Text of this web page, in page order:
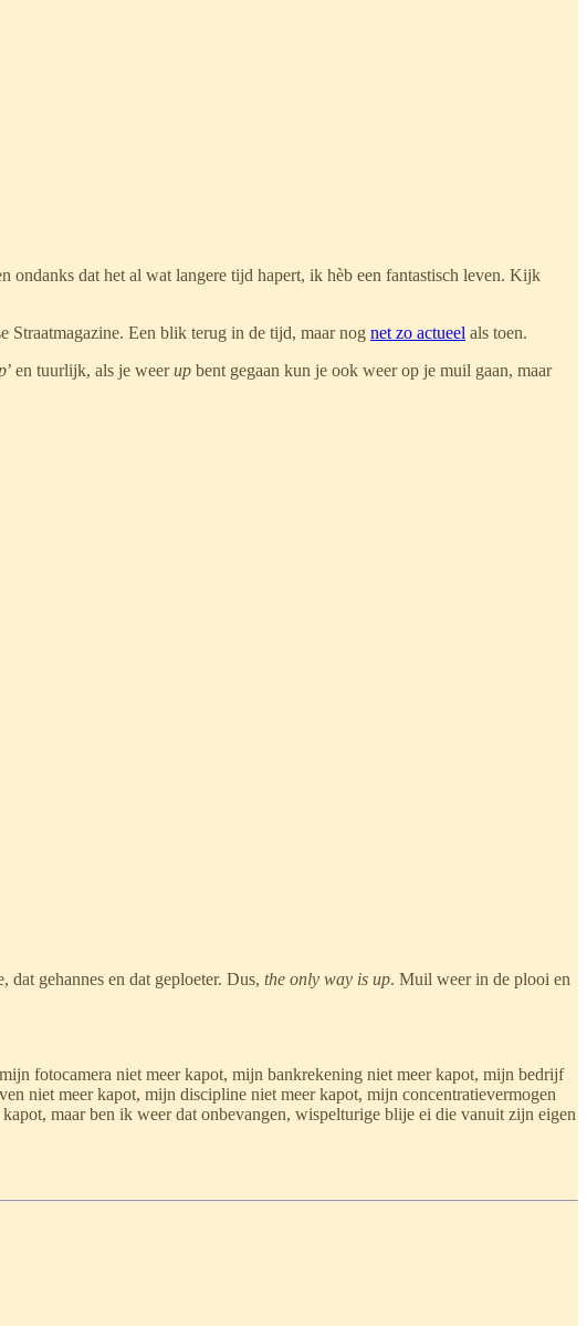
ondanks dat het al wat langere tijd hapert, ik hèb een fantastisch leven. Kijk
Straatmagazine. Een blik terug in de tijd, maar nog net zo actueel als toen.
’ en tuurlijk, als je weerup bent gegaan kun je ook weer op je muil gaan, maar
gehannes en dat geploeter. Dus, the only way is up. Muil weer in de plooi en
fotocamera niet meer kapot, mijn bankrekening niet meer kapot, mijn bedrijf
niet meer kapot, mijn discipline niet meer kapot, mijn concentratievermogen
maar ben ik weer dat onbevangen, wispelturige blije ei die vanuit zijn eigen